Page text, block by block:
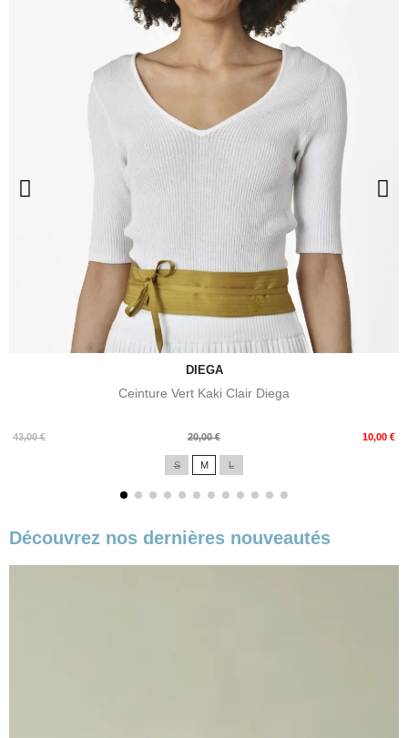
DIEGA
Ceinture Vert Kaki Clair Diega
43,00 €
Prix
20,00 € 10,00 €
Prix
S M L
Découvrez nos dernières nouveautés